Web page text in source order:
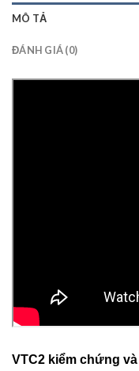
MÔ TẢ
ĐÁNH GIÁ (0)
VTC2 kiểm chứng